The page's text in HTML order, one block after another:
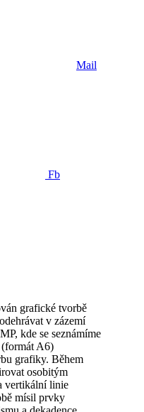
Mail
Fb
grafické tvorbě
v zázemí
kde se seznámíme
A6)
grafiky. Během
osobitým
vertikální linie
mísil prvky